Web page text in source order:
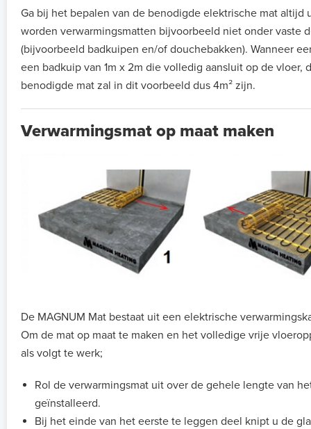
Ga bij het bepalen van de benodigde elektrische mat altijd
worden verwarmingsmatten bijvoorbeeld niet onder vaste
(bijvoorbeeld badkuipen en/of douchebakken). Wanneer
een badkuip van 1m x 2m die volledig aansluit op de
benodigde mat zal in dit voorbeeld dus 4m² zijn.
Verwarmingsmat op maat maken
De MAGNUM Mat bestaat uit een elektrische
Om de mat op maat te maken en het volledige vrije
als volgt te werk;
Rol de verwarmingsmat uit over de gehele lengte van
geïnstalleerd.
Bij het einde van het eerste te leggen deel knipt u de